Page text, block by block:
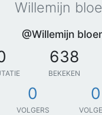
Willemijn
@Willemijn
638
BEKEKEN
0
VOLGERS
0